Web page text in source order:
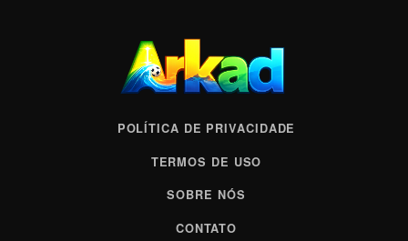
POLÍTICA DE PRIVACIDADE
TERMOS DE USO
SOBRE NÓS
CONTATO